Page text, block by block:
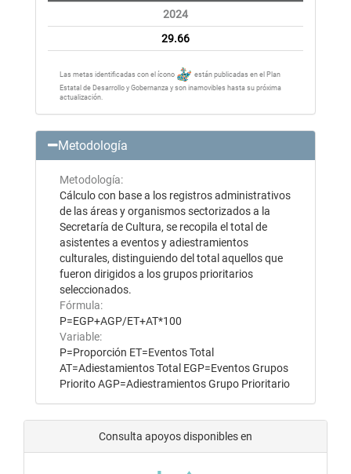
2024
29.66
Las metas identificadas con el ícono
están publicadas en el Plan
Estatal de Desarrollo y Gobernanza y son inamovibles hasta su próxima
actualización.
Metodología
Metodología:
Cálculo con base a los registros administrativos
de las áreas y organismos sectorizados a la
Secretaría de Cultura, se recopila el total de
asistentes a eventos y adiestramientos
culturales, distinguiendo del total aquellos que
fueron dirigidos a los grupos prioritarios
seleccionados.
Fórmula:
P=EGP+AGP/ET+AT*100
Variable:
P=Proporción ET=Eventos Total
AT=Adiestamientos Total EGP=Eventos Grupos
Priorito AGP=Adiestramientos Grupo Prioritario
Consulta apoyos disponibles en